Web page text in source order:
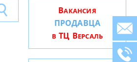
ВАКАНСИЯ
ПРОДАВЦА
В ТЦ ВЕРСАЛЬ